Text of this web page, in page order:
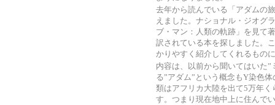
去年から読んでいる「アダムの
えました。ナショナル・ジオグ
ブ・マン：人類の軌跡」を見て
訳されている本を探しました。
かりやすく紹介してくれるもの
内容は、以前から聞いてはいた
る”アダム”という概念もY染色
類はアフリカ大陸を出て5万年
す。つまり現在地中上に住んで